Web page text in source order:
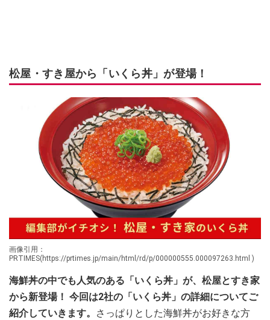
松屋・すき屋から「いくら丼」が登場！
画像引用：
PRTIMES(https://prtimes.jp/main/html/rd/p/000000555.000097263.html )
海鮮丼の中でも人気のある「いくら丼」が、松屋とすき家
から新登場！ 今回は2社の「いくら丼」の詳細についてご
紹介していきます。
さっぱりとした海鮮丼がお好きな方